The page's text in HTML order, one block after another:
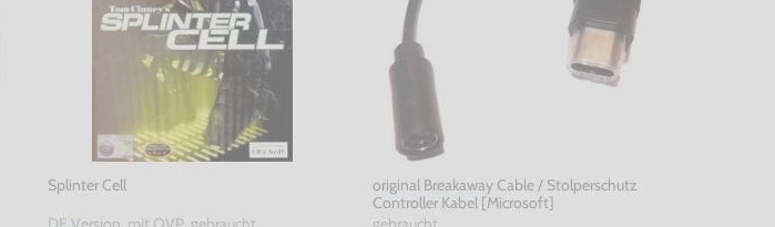
Splinter Cell
original Breakaway Cable / Stolperschutz
Controller Kabel [Microsoft]